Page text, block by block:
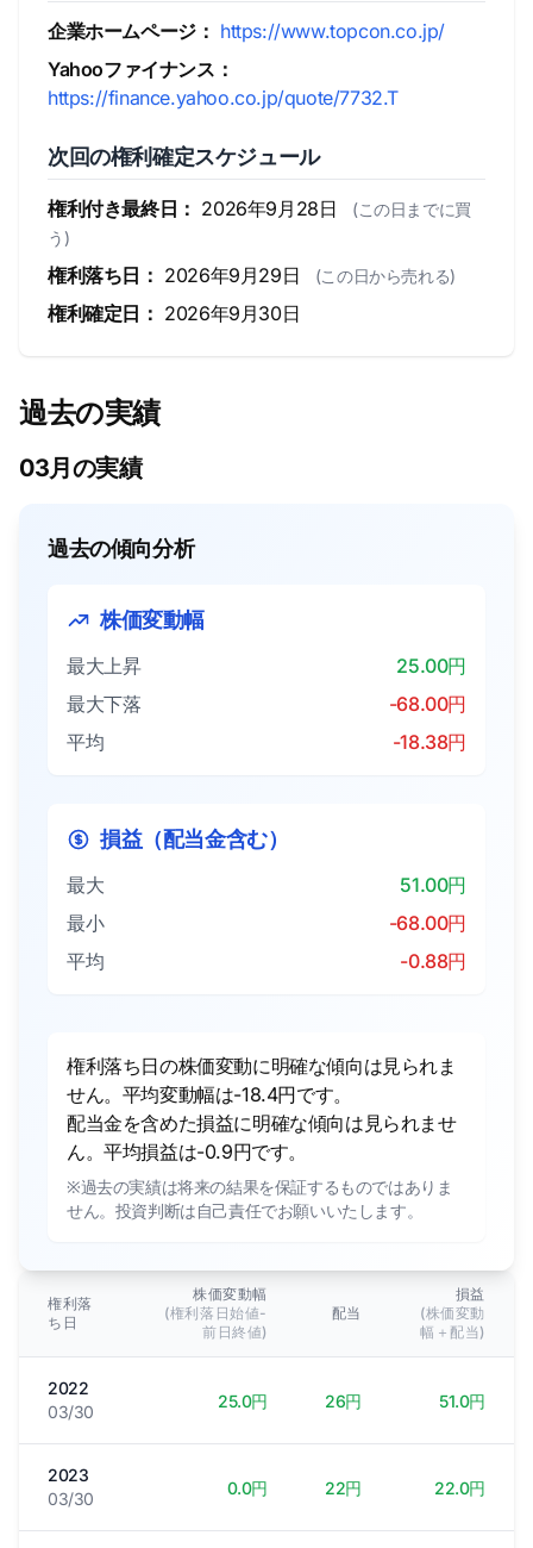
企業ホームページ： https://www.topcon.co.jp/
Yahooファイナンス：
https://finance.yahoo.co.jp/quote/7732.T
次回の権利確定スケジュール
権利付き最終日： 2026年9月28日
(この日までに買
う)
権利落ち日： 2026年9月29日 (この日から売れる)
権利確定日： 2026年9月30日
過去の実績
03月の実績
過去の傾向分析
株価変動幅
最大上昇
25.00円
最大下落
-68.00円
平均
-18.38円
損益（配当金含む）
最大
51.00円
最小
-68.00円
平均
-0.88円
権利落ち日の株価変動に明確な傾向は見られま
せん。平均変動幅は-18.4円です。
配当金を含めた損益に明確な傾向は見られませ
ん。平均損益は-0.9円です。
※過去の実績は将来の結果を保証するものではありま
せん。投資判断は自己責任でお願いいたします。
権利落
ち日
株価変動幅
(権利落日始値-
前日終値)
配当
損益
(株価変動
幅＋配当)
2022
03/30
25.0円 26円 51.0円
2023
03/30
0.0円 22円 22.0円